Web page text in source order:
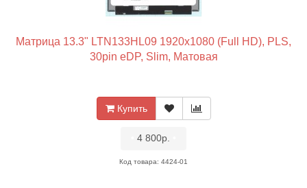
Матрица 13.3" LTN133HL09 1920x1080 (Full HD), PLS,
30pin eDP, Slim, Матовая
Купить
4 800р.
Код товара: 4424-01